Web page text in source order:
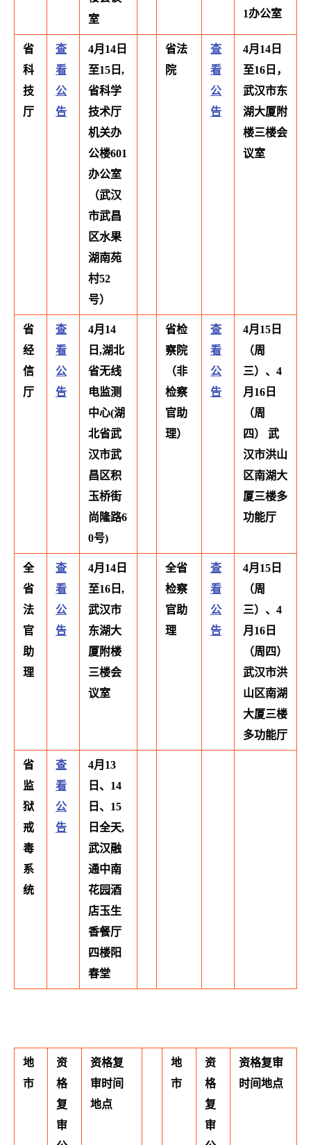
室
1办公室
省
科
技
厅
查
看
公
告
4月14日
至15日,
省科学
技术厅
机关办
公楼601
办公室
（武汉
市武昌
区水果
湖南苑
村52
号）
省法
院
查
看
公
告
4月14日
至16日，
武汉市东
湖大厦附
楼三楼会
议室
省
经
信
厅
查
看
公
告
4月14
日,湖北
省无线
电监测
中心(湖
北省武
汉市武
昌区积
玉桥街
尚隆路6
0号)
省检
察院
（非
检察
官助
理）
查
看
公
告
4月15日
（周
三）、4
月16日
（周
四） 武
汉市洪山
区南湖大
厦三楼多
功能厅
全
省
法
官
助
理
查
看
公
告
4月14日
至16日,
武汉市
东湖大
厦附楼
三楼会
议室
全省
检察
官助
理
查
看
公
告
4月15日
（周
三）、4
月16日
（周四）
武汉市洪
山区南湖
大厦三楼
多功能厅
省
监
狱
戒
毒
系
统
查
看
公
告
4月13
日、14
日、15
日全天,
武汉融
通中南
花园酒
店玉生
香餐厅
四楼阳
春堂
地
市
资
格
复
审
资格复
审时间
地点
地
市
资
格
复
审
资格复审
时间地点